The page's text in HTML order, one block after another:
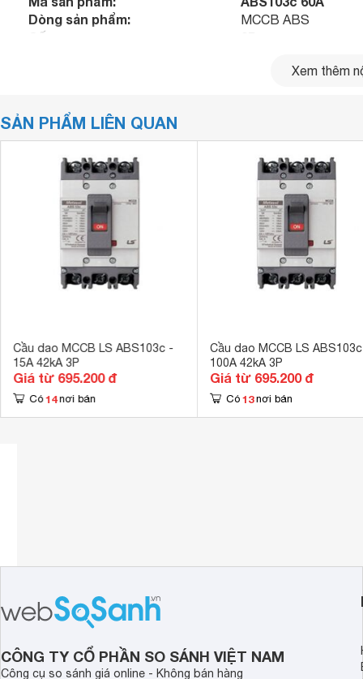
Dòng sản phẩm:
MCCB ABS
Số cực:
Kích thước:
Bảo vệ quá tải và
Ứng dụng: Dùng trong mạng
Tiêu chuẩn: IEC 60947-2
Điện áp thử nghiệm xung (Uimp): 8kV
Xuất xứ: LS Hàn Quốc
Bảo hành: 12 tháng
Xem thêm
SẢN PHẨM LIÊN QUAN
Cầu dao MCCB LS ABS103c -
15A 42kA 3P
Giá từ 695.200 đ
Có 14 nơi bán
Cầu dao MCCB LS
100A 42kA 3P
Giá từ 695.200 đ
Có 13 nơi bán
CÔNG TY CỔ PHẦN SO SÁNH VIỆT NAM
Công cụ so sánh giá online - Không bán hàng